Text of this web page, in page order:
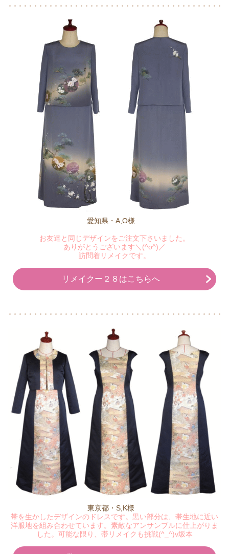
愛知県・A,O様
お友達と同じデザインをご注文下さいました。
ありがとうございます＼(^o^)／
訪問着リメイクです。
リメイクー２８はこちらへ
東京都・S,K様
帯を生かしたデザインのドレスです。黒い部分は、帯生地に近い
洋服地を組み合わせています。素敵なアンサンブルに仕上がりま
した。可能な限り、帯リメイクも挑戦(^_^)v坂本